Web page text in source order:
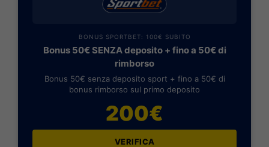
BONUS SPORTBET: 100€ SUBITO
Bonus 50€ SENZA deposito + fino a 50€ di
rimborso
Bonus 50€ senza deposito sport + fino a 50€ di
bonus rimborso sul primo deposito
200€
VERIFICA